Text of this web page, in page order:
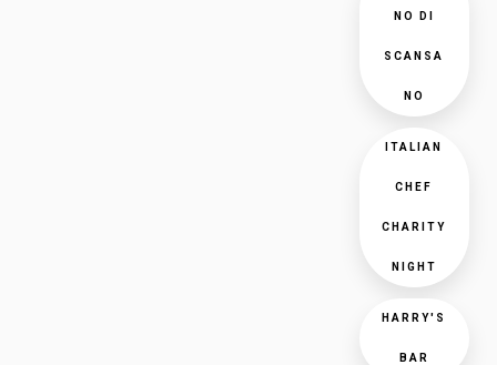
NO DI
SCANSA
NO
ITALIAN
CHEF
CHARITY
NIGHT
HARRY'S
BAR